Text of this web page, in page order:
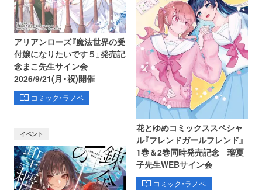
アリアンローズ『魔法世界の受
付嬢になりたいです５』発売記
念まこ先生サイン会
2026/9/21(月・祝)開催
コミック・ラノベ
花とゆめコミックススペシャ
ル『フレンドガールフレンド』
1巻＆2巻同時発売記念 瑠夏
子先生WEBサイン会
コミック・ラノベ
イベント